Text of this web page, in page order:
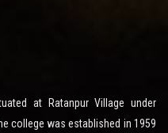
at Ratanpur Village under
college was established in 1959